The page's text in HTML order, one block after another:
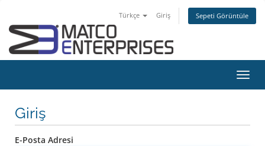
Türkçe Giriş Sepeti Görüntüle
Giriş
E-Posta Adresi